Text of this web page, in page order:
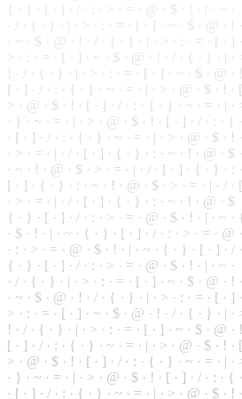
{ · } · [ · ] · / · : · > · = · @ · $ · ! · | · ~ ·
· / · { · } · | · > · : ·
· [ · ] · ~ · $ · @ · !
· ~ · $ · @ · ! · / · { · } · | · > · : · = · [ · ]
> · : · = · [ · ] · ~ · $ · @ · ! · / · { · } · | ·
! ·
· { · } · | · > · : · = · [ · ] · ~ · $ · @ · !
[ · ] · / · : · { · } · ~ · = · | · > · @ · $ · ! ·
> · @ · $ · ! · [ · ] · / · : · { · } · ~ · = · | ·
· } · ~ · = · | · > · @ · $ · ! · [ · ] · / · : · {
· [ · ] · / · : · { · } · ~ · = · | · > · @ · $ · ! ·
· > · = · | · / · [ · ] · { · } · : · ~ · ! · @ · $
· ~ · ! · @ · $ · > · = · | · / · [ · ] · { · } · :
[ · ] · { · } · : · ~ · ! · @ · $ · > · = · | · /
· > · = · | · / · [ · ] · { · } · : · ~ · ! · @ · $
{ · } · [ · ] · / · : · > · = · @ · $ · ! · | · ~
· $ · ! · | · ~ · { · } · [ · ] · / · : · > · = · @
· : · > · = · @ · $ · ! · | · ~ · { · } · [ · ] · /
{ · } · [ · ] · / · : · > · = · @ · $ · ! · | · ~ ·
· / · { · } · | · > · : · = · [ · ] · ~ · $ · @ · !
· ~ · $ · @ · ! · / · { · } · | · > · : · = · [ · ]
> · : · = · [ · ] · ~ · $ · @ · ! · / · { · } · | ·
! · / · { · } · | · > · : · = · [ · ] · ~ · $ · @ · !
[ · ] · / · : · { · } · ~ · = · | · > · @ · $ · ! ·
> · @ · $ · ! · [ · ] · / · : · { · } · ~ · = · | ·
· } · ~ · = · | · > · @ · $ · ! · [ · ] · / · : · {
· [ · ] · / · : · { · } · ~ · = · | · > · @ · $ · ! ·